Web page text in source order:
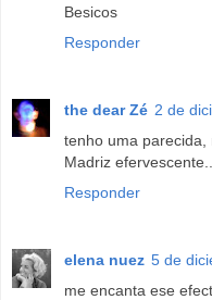
Besicos
Responder
the dear Zé 2 de
tenho uma parecida,
Madriz efervescente...
Responder
elena nuez 5 de
me encanta ese